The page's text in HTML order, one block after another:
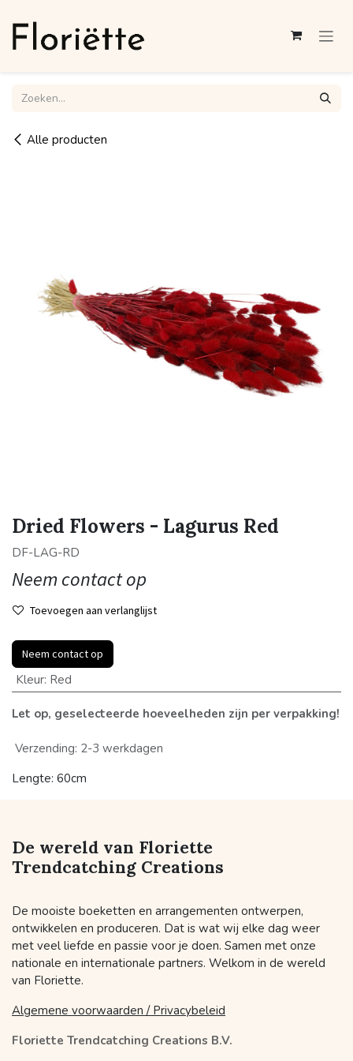
Alle producten
Dried Flowers - Lagurus Red
DF-LAG-RD
Neem contact op
Toevoegen aan verlanglijst
Neem contact op
Kleur: Red
Let op, geselecteerde hoeveelheden zijn per verpakking!
Verzending: 2-3 werkdagen
Lengte: 60cm
De wereld van Floriette
Trendcatching Creations
De mooiste boeketten en arrangementen ontwerpen,
ontwikkelen en produceren. Dat is wat wij elke dag weer
met veel liefde en passie voor je doen. Samen met onze
nationale en internationale partners. Welkom in de wereld
van Floriette.
Algemene voorwaarden / Privacybeleid
Floriette Trendcatching Creations B.V.